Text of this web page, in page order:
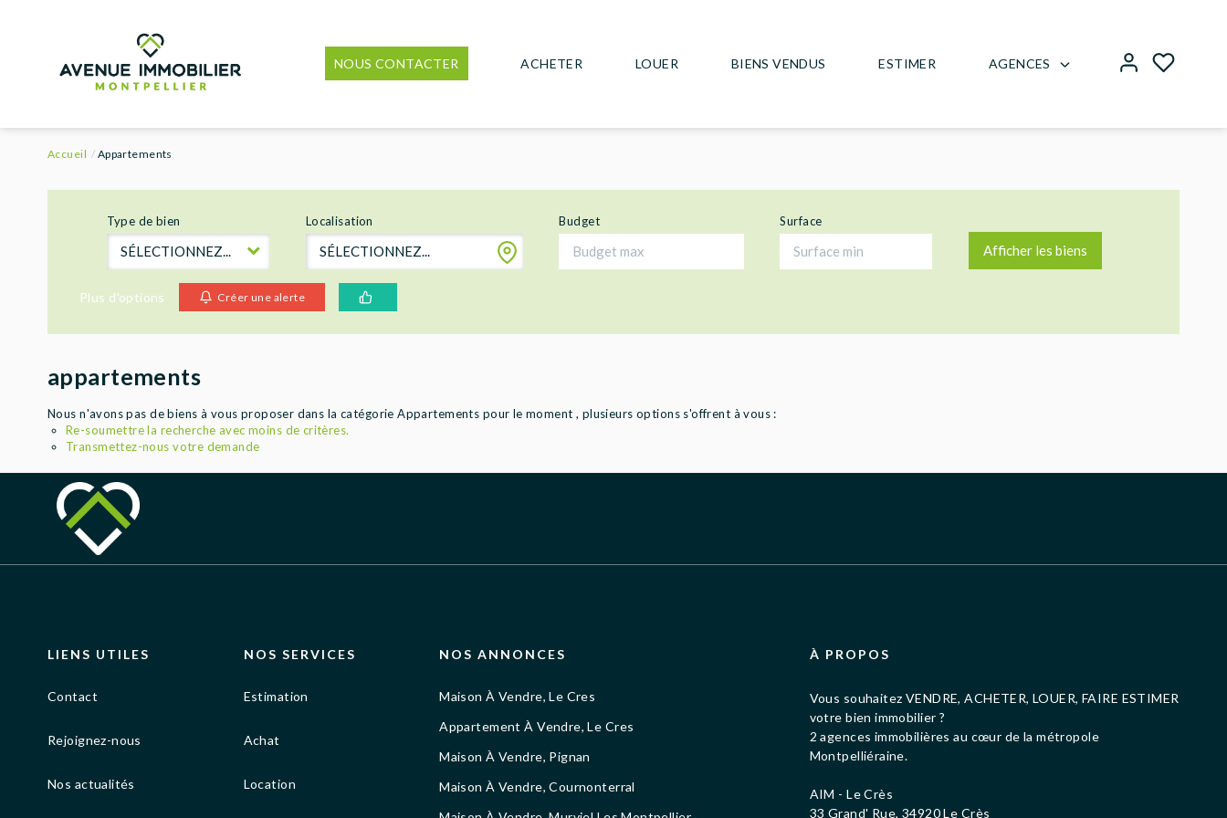
NOUS CONTACTER ACHETER LOUER BIENS VENDUS ESTIMER AGENCES
Accueil Appartements
Type de bien
SÉLECTIONNEZ...
Localisation
SÉLECTIONNEZ...
Budget Surface
Plus d'options Créer une alerte
appartements
Nous n'avons pas de biens à vous proposer dans la catégorie Appartements pour le moment , plusieurs options s'offrent à vous :
Re-soumettre la recherche avec moins de critères.
Transmettez-nous votre demande
LIENS UTILES
Contact
Rejoignez-nous
Nos actualités
NOS SERVICES
Estimation
Achat
Location
NOS ANNONCES
Maison À Vendre, Le Cres
Appartement À Vendre, Le Cres
Maison À Vendre, Pignan
Maison À Vendre, Cournonterral
À PROPOS
Vous souhaitez VENDRE, ACHETER, LOUER, FAIRE ESTIMER
votre bien immobilier ?
2 agences immobilières au cœur de la métropole
Montpelliéraine.
AIM - Le Crès
33 Grand' Rue, 34920 Le Crès